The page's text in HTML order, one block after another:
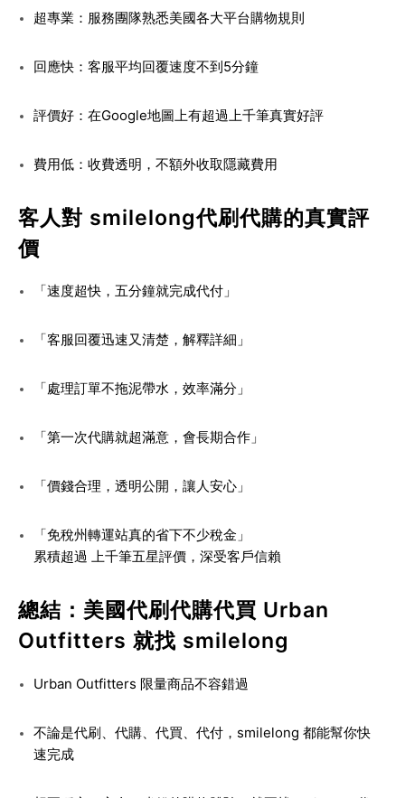
超專業：服務團隊熟悉美國各大平台購物規則
回應快：客服平均回覆速度不到5分鐘
評價好：在Google地圖上有超過上千筆真實好評
費用低：收費透明，不額外收取隱藏費用
客人對 smilelong代刷代購的真實評
價
「速度超快，五分鐘就完成代付」
「客服回覆迅速又清楚，解釋詳細」
「處理訂單不拖泥帶水，效率滿分」
「第一次代購就超滿意，會長期合作」
「價錢合理，透明公開，讓人安心」
「免稅州轉運站真的省下不少稅金」
累積超過 上千筆五星評價，深受客戶信賴
總結：美國代刷代購代買 Urban
Outfitters 就找 smilelong
Urban Outfitters 限量商品不容錯過
不論是代刷、代購、代買、代付，smilelong 都能幫你快
速完成